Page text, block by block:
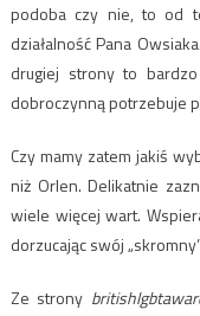
podoba czy nie, to od
działalność Pana
drugiej strony to
dobroczynną potrzebuje
Czy mamy zatem jakiś
niż Orlen. Delikatnie
wiele więcej wart.
dorzucając swój
Ze strony